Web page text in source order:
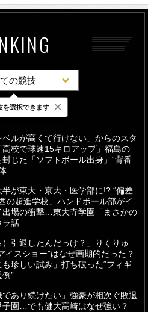
の競技
24時間 週間
ベルが高くて行けない」からのスタ
校で球速15キロアップ」福島の
じた「ソフトボール出身」“背番
が東大・京大・医学部に!? “偏差
の超進学校」ハンドボール部がイ
出場の衝撃…東大寺学園「まさかの
ラ話
）引退したんだっけ？」りくりゅ
イスショー”はなぜ画期的だった？
も珍しい試み」打ち破った“フィギ
”
であり続けたい」強豪が相次ぐ敗退
子園…でも健大高崎はなぜ強い？
を選択できます ×